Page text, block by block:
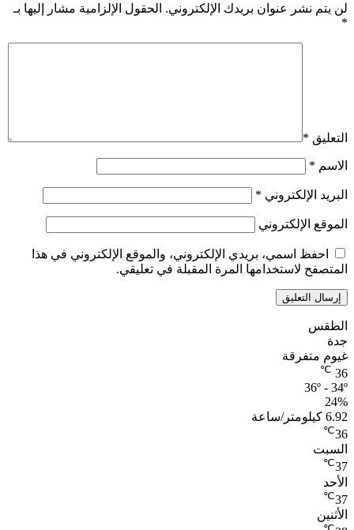
لن يتم نشر عنوان بريدك الإلكتروني. الحقول الإلزامية مشار إليها بـ
*
التعليق *
الاسم *
البريد الإلكتروني *
الموقع الإلكتروني
احفظ اسمي، بريدي الإلكتروني، والموقع الإلكتروني في هذا
المتصفح لاستخدامها المرة المقبلة في تعليقي.
الطقس
جدة
غيوم متفرقة
36
℃
36º - 34º
24%
6.92 كيلومتر/ساعة
36
℃
السبت
37
℃
الأحد
37
℃
الأثنين